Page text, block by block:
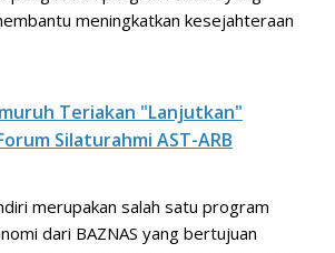
meningkatkan kesejahteraan
Teriakan "Lanjutkan"
Silaturahmi AST-ARB
merupakan salah satu program
dari BAZNAS yang bertujuan